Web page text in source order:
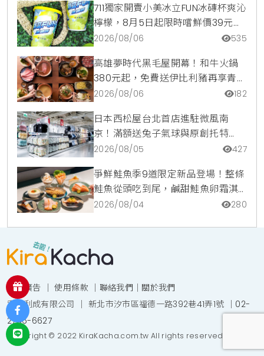
711獨家開賣小美冰立FUN冰磚杯爽沁
檸檬，8月5日起限時嚐鮮價39元特
調咖啡氣泡水超讚
2026/08/06 535
高雄夢時代黑毛屋開幕！和牛火鍋
380元起，免費送伊比利豬再享青森
蘋果冰淇淋加購價。
2026/08/06 182
日本西松屋台北首店進駐微風南
京！滿額送兔子氣球與原創托特
包，指定夏裝享8折優惠
2026/08/05 427
爭鮮鮭魚季9道限定新品登場！整條
鮭魚從頭吃到尾，鹹甜鮭魚卵霜淇
淋開吃，滿額再送限量鮭魚造型扇
2026/08/04 280
投放廣告 ｜使用條款 ｜ 聯絡我們 ｜ 關於我們
宥達利成有限公司 ｜ 新北市汐市區福德一路392巷41弄1號 ｜ 02-
2746-6627
Copyright © 2022 KiraKacha.com.tw All rights reserved